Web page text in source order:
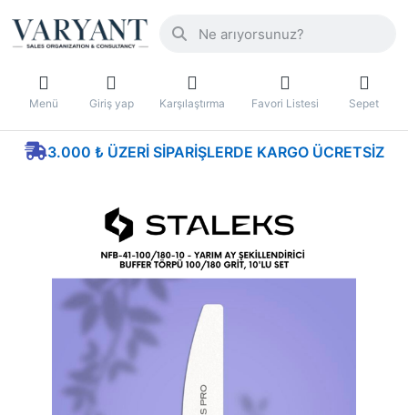
Menü Giriş yap Karşılaştırma Favori Listesi Sepet
3.000 ₺ ÜZERI SIPARIŞLERDE KARGO ÜCRETSIZ